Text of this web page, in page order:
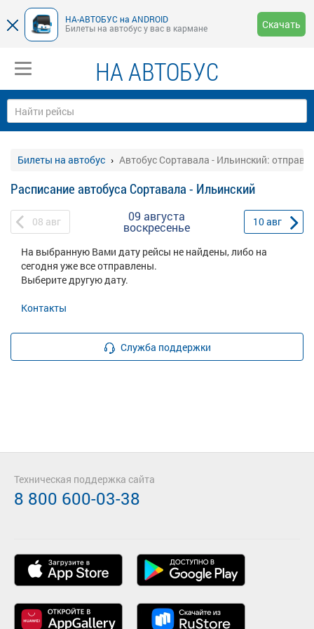
НА-АВТОБУС на ANDROID
Билеты на автобус у вас в кармане
Скачать
НА АВТОБУС
Билеты на автобус Автобус Сортавала - Ильинский:
Расписание автобуса Сортавала - Ильинский
08 авг 09 августа
воскресенье 10авг
На выбранную Вами дату рейсы не найдены, либо на
сегодня уже все отправлены.
Выберите другую дату.
Контакты
Служба поддержки
Техническая поддержка сайта
8 800 600-03-38